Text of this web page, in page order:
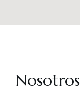
Nosotros